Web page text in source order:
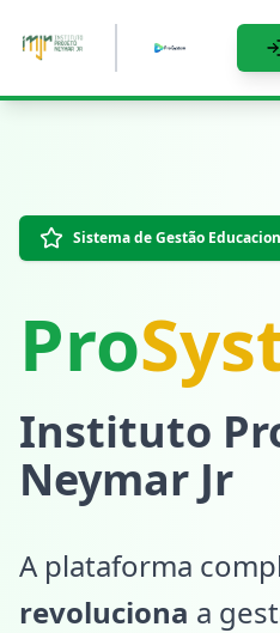
Pular para o conteúdo
Sistema de Gestão
Pro
Instituto
Neymar Jr
A plataforma
revoluciona a